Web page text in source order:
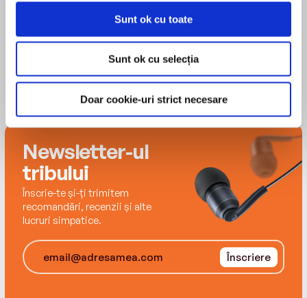
Sunt ok cu toate
Sunt ok cu selecția
Doar cookie-uri strict necesare
creativitatea cu disciplina. Collins și Hansen
ajung astfel să contrazică înțelepciunea
tradițională, formulând și explicând o serie de
concepte inedite: „liderii 10X“, „marșul de 20 de
mile“, „întâi gloanțe, apoi ghiulele“, „mai sus de
linia morții“, „nu doar perspectiva, ci și detaliul“,
„rețeta «specific, metodic și consecvent»“,
Traducere de Eduard Mihail Mihalascu
Editura Curtea Veche
ISBN 978-606-44-2292-7
Newsletter-ul
tribului
Înscrie-te și-ți trimitem
recomandări, recenzii și alte
lucruri simpatice.
Înscriere